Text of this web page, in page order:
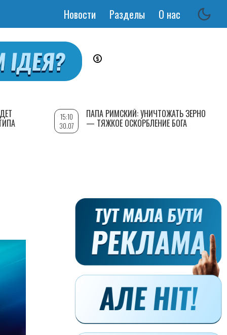
Основная
Новости Разделы О нас
15:10
30.07
ПАПА РИМСКИЙ: УНИЧТОЖАТЬ ЗЕРНО
— ТЯЖКОЕ ОСКОРБЛЕНИЕ БОГА